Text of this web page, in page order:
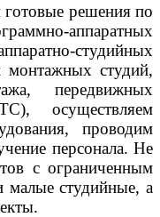
решения по
аппаратных
студийных
студий,
передвижных
осуществляем
проводим
персонала. Не
с ограниченным
малые студийные, а